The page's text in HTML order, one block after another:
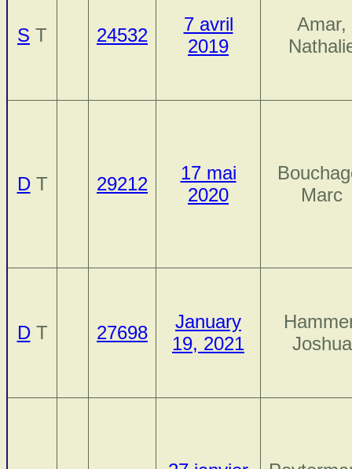
S T 24532
7 avril
2019
Amar,
DT 29212
17 mai
2020
Marc
DT 27698
January
19, 2021
Joshua